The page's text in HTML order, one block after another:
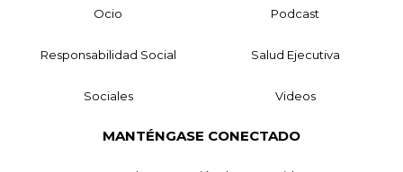
Ocio Podcast
Responsabilidad Social Salud Ejecutiva
Sociales Videos
MANTÉNGASE CONECTADO